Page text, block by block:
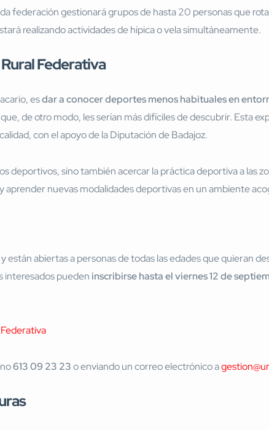
federación gestionará grupos de hasta 20 personas que
realizando actividades de hípica o vela simultáneamente.
Federativa
esdar a conocer deportes menos habituales en
de otro modo, les serían más difíciles de descubrir. Esta
con el apoyo de la Diputación de Badajoz.
deportivos, sino también acercar la práctica deportiva a las
aprender nuevas modalidades deportivas en un ambiente
y están abiertas a personas de todas las edades que quieran
interesados puedeninscribirse hasta el viernes 12 de
613 09 23 23o enviando un correo electrónico a